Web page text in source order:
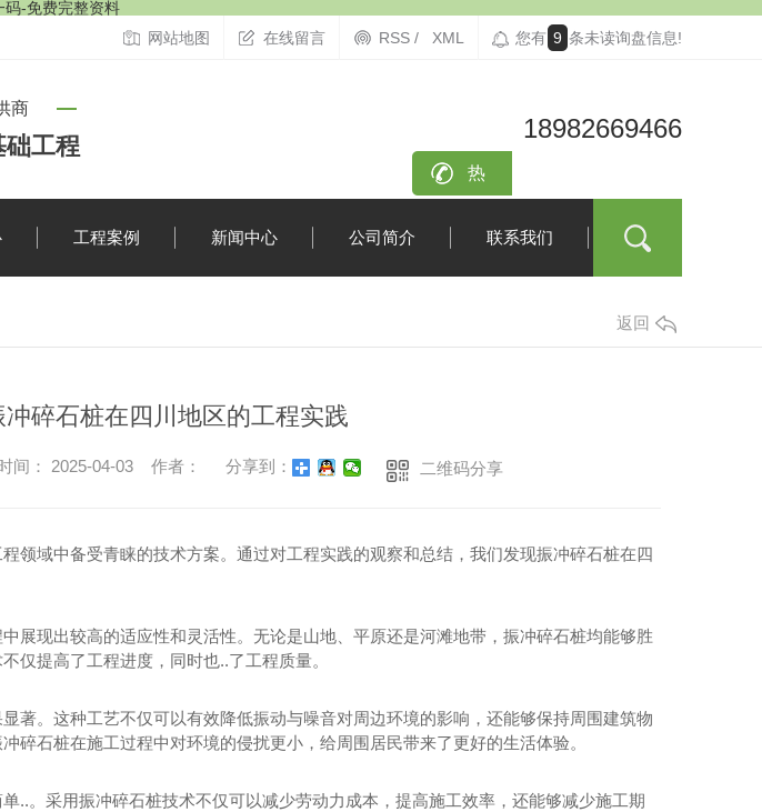
码-免费完整资料
您有 9 条未读询盘信息!
网站地图 在线留言 RSS / XML
商
础工程
热
18982669466
四川振冲碎石桩 四川cfg桩施工
工程案例 新闻中心 公司简介 联系我们
返回
冲碎石桩在四川地区的工程实践
间： 2025-04-03 作者： 分享到： 二维码分享
领域中备受青睐的技术方案。通过对工程实践的观察和总结，我们发现振冲碎石桩在四
展现出较高的适应性和灵活性。无论是山地、平原还是河滩地带，振冲碎石桩均能够胜
仅提高了工程进度，同时也..了工程质量。
著。这种工艺不仅可以有效降低振动与噪音对周边环境的影响，还能够保持周围建筑物
碎石桩在施工过程中对环境的侵扰更小，给周围居民带来了更好的生活体验。
..。采用振冲碎石桩技术不仅可以减少劳动力成本，提高施工效率，还能够减少施工期